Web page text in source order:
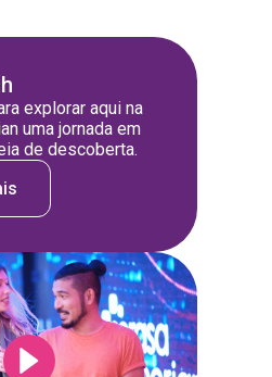
explorar aqui na
uma jornada em
de descoberta.